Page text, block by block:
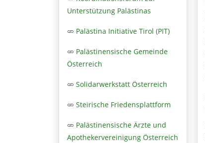
Unterstützung Palästinas
Palästina Initiative Tirol (PIT)
Palästinensische Gemeinde
Österreich
Solidarwerkstatt Österreich
Steirische Friedensplattform
Palästinensische Ärzte und
Apothekervereinigung Österreich